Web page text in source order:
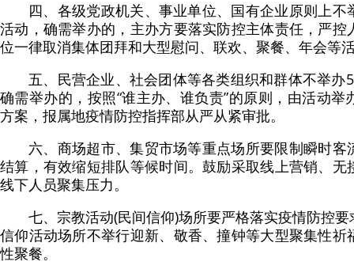
四、各级党政机关、事业单位、国有企业原则上
活动，确需举办的，主办方要落实防控主体责任，严控
位一律取消集体团拜和大型慰问、联欢、聚餐、年会等
五、民营企业、社会团体等各类组织和群体不举办
确需举办的，按照“谁主办、谁负责”的原则，由活动
方案，报属地疫情防控指挥部从严从紧审批。
六、商场超市、集贸市场等重点场所要限制瞬时客
结算，有效缩短排队等候时间。鼓励采取线上营销、无
线下人员聚集压力。
七、宗教活动(民间信仰)场所要严格落实疫情防控
信仰活动场所不举行迎新、敬香、撞钟等大型聚集性祈
性聚餐。